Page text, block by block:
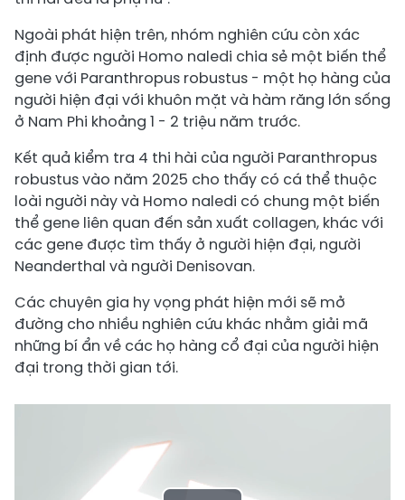
Ngoài phát hiện trên, nhóm nghiên cứu còn xác
định được người Homo naledi chia sẻ một biến thể
gene với Paranthropus robustus - một họ hàng của
người hiện đại với khuôn mặt và hàm răng lớn sống
ở Nam Phi khoảng 1 - 2 triệu năm trước.
Kết quả kiểm tra 4 thi hài của người Paranthropus
robustus vào năm 2025 cho thấy có cá thể thuộc
loài người này và Homo naledi có chung một biến
thể gene liên quan đến sản xuất collagen, khác với
các gene được tìm thấy ở người hiện đại, người
Neanderthal và người Denisovan.
Các chuyên gia hy vọng phát hiện mới sẽ mở
đường cho nhiều nghiên cứu khác nhằm giải mã
những bí ẩn về các họ hàng cổ đại của người hiện
đại trong thời gian tới.